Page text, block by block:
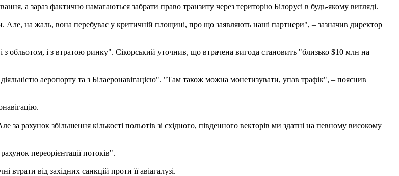
а зараз фактично намагаються забрати право транзиту через територію Білорусі в будь-якому вигляді.
на жаль, вона перебуває у критичній площині, про що заявляють наші партнери", – зазначив директор
з обльотом, і з втратою ринку". Сікорський уточнив, що втрачена вигода становить "близько $10 млн на
аеропорту та з Білаеронавігацією". "Там також можна монетизувати, упав трафік", – пояснив
за рахунок збільшення кількості польотів зі східного, південного векторів ми здатні на певному високому
переорієнтації потоків".
від західних санкцій проти її авіагалузі.